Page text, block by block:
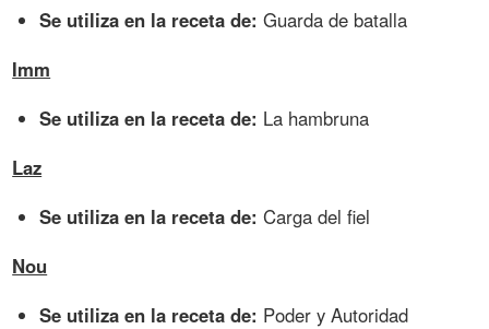
Se utiliza en la receta de: Guarda de batalla
Imm
Se utiliza en la receta de: La hambruna
Laz
Se utiliza en la receta de: Carga del fiel
Nou
Se utiliza en la receta de: Poder y Autoridad